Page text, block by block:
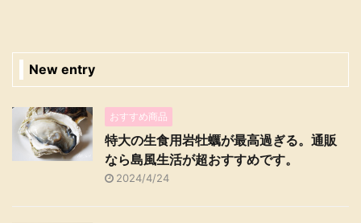
New entry
おすすめ商品
特大の生食用岩牡蠣が最高過ぎる。通販
なら島風生活が超おすすめです。
2024/4/24